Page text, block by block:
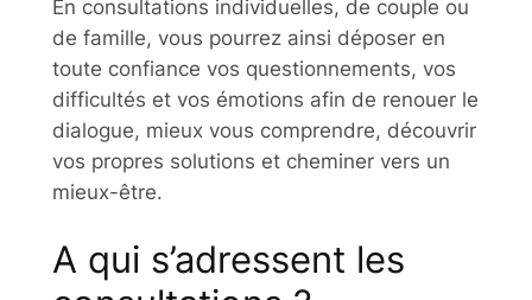
En consultations individuelles, de couple ou
de famille, vous pourrez ainsi déposer en
toute confiance vos questionnements, vos
difficultés et vos émotions afin de renouer le
dialogue, mieux vous comprendre, découvrir
vos propres solutions et cheminer vers un
mieux-être.
A qui s’adressent les